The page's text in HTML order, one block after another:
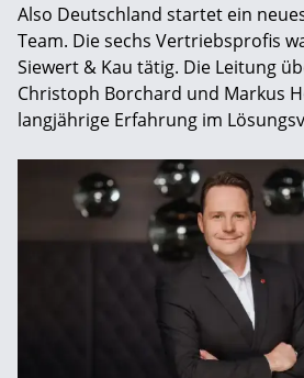
Also Deutschland startet ein
Team. Die sechs Vertriebsprofis
Siewert & Kau tätig. Die Leitung
Christoph Borchard und Markus
langjährige Erfahrung im